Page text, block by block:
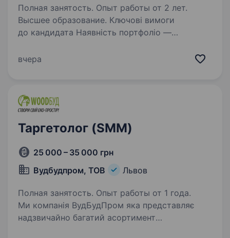
Полная занятость. Опыт работы от 2 лет.
Высшее образование. Ключові вимоги
до кандидата Наявність портфоліо —
(фото, змонтовані Reels/TikTok). Мобільна
вчера
Таргетолог (SMM)
25 000 – 35 000 грн
Вудбудпром, ТОВ
Львов
Полная занятость. Опыт работы от 1 года.
Ми компанія ВудБудПром яка представляє
надзвичайно багатий асортимент